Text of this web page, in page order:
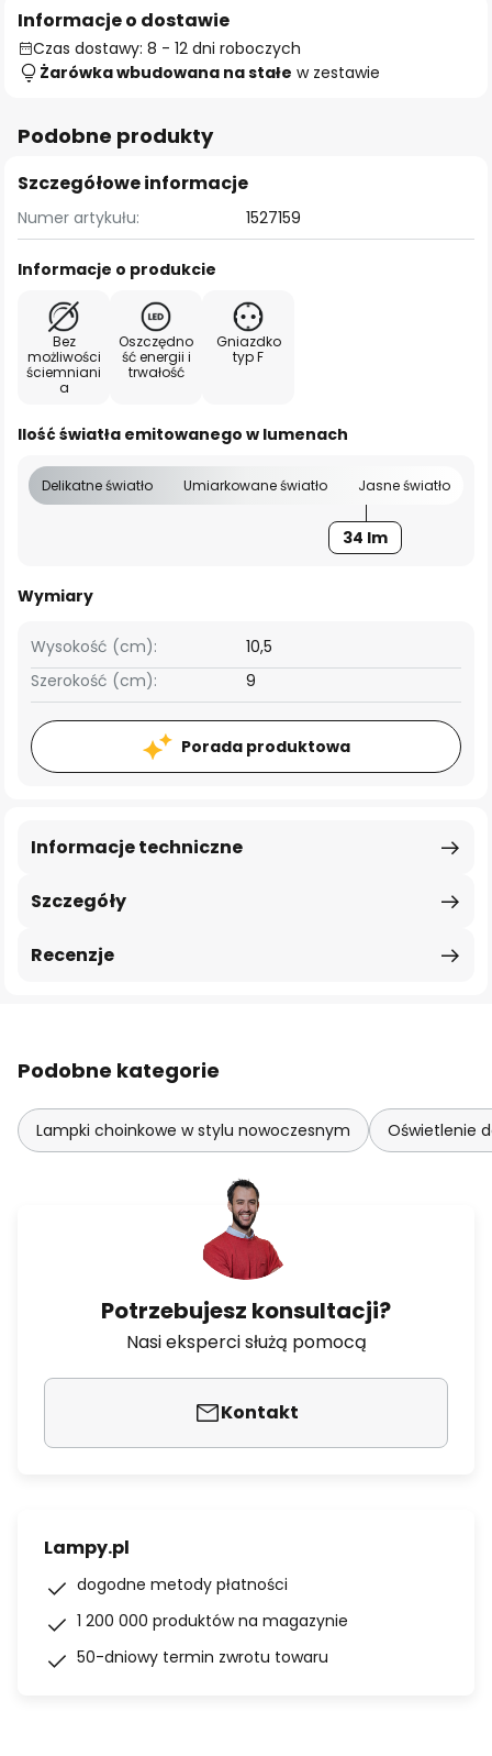
Informacje o dostawie
Czas dostawy: 8 - 12 dni roboczych
Żarówka wbudowana na stałe w zestawie
Podobne produkty
Szczegółowe informacje
Numer artykułu: 1527159
Informacje o produkcie
Bez
możliwości
ściemniani
a
Oszczędno
ść energii i
trwałość
Gniazdko
typ F
Ilość światła emitowanego w lumenach
Delikatne światło Umiarkowane światło Jasne światło
34 lm
Wymiary
Szerokość (cm): 9
Wysokość (cm): 10,5
Porada produktowa
Szczegóły
Informacje techniczne
Recenzje
Podobne kategorie
Lampki choinkowe w stylu nowoczesnym Oświetlenie
Potrzebujesz konsultacji?
Nasi eksperci służą pomocą
Kontakt
Lampy.pl
dogodne metody płatności
1 200 000 produktów na magazynie
50-dniowy termin zwrotu towaru